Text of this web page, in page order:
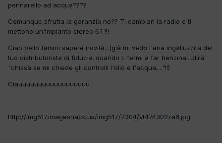
pennarello ad acqua????
Comunque,sfrutta la garanzia no?? Ti cambian la radio e ti
mettono un'impianto stereo 6.1 !!!
Ciao bello fammi sapere novità...(già mi vedo l'aria ingalluzzita del
tuo distributorista di fiducia..quando ti fermi a far benzina....dirà
"chissà se mi chiede gli controlli l'olio e l'acqua,..."!!)
Ciauuuuuuuuuuuuuuuuuu
http://img517.imageshack.us/img517/7304/vt474302za6.jpg